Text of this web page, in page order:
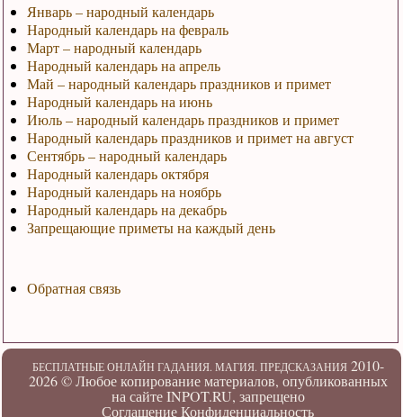
Январь – народный календарь
Народный календарь на февраль
Март – народный календарь
Народный календарь на апрель
Май – народный календарь праздников и примет
Народный календарь на июнь
Июль – народный календарь праздников и примет
Народный календарь праздников и примет на август
Сентябрь – народный календарь
Народный календарь октября
Народный календарь на ноябрь
Народный календарь на декабрь
Запрещающие приметы на каждый день
Обратная связь
БЕСПЛАТНЫЕ ОНЛАЙН ГАДАНИЯ. МАГИЯ. ПРЕДСКАЗАНИЯ2010-
2026 ©Любое копирование материалов, опубликованных
на сайте INPOT.RU, запрещено
Соглашение Конфиденциальность